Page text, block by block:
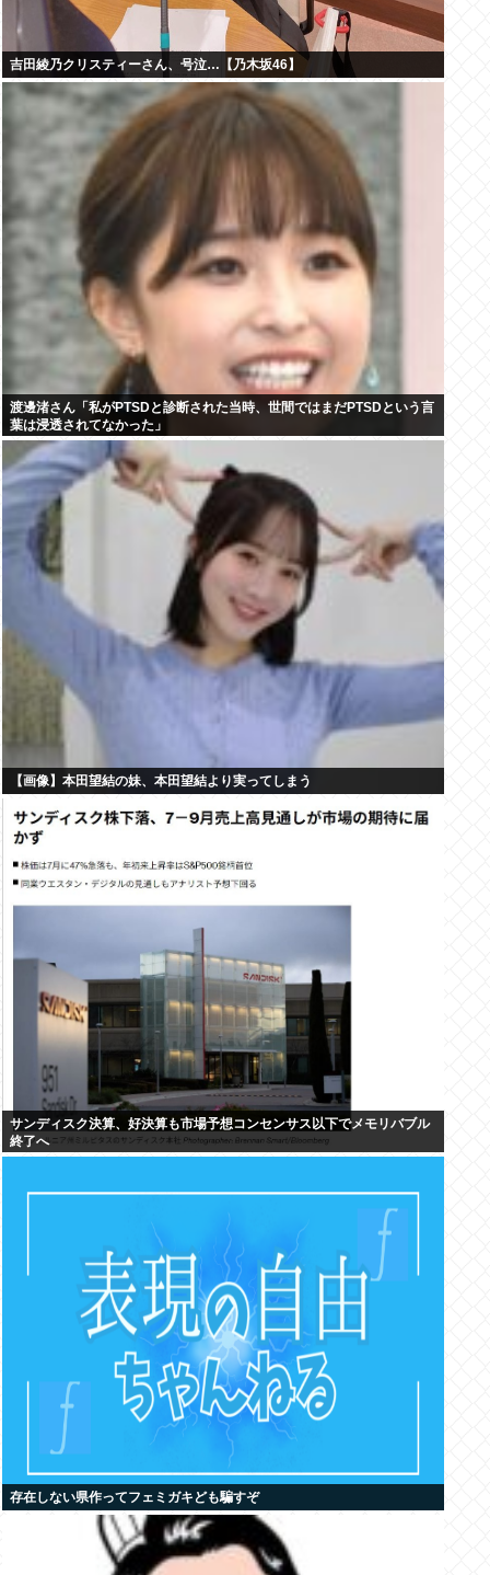
吉田綾乃クリスティーさん、号泣…【乃木坂46】
渡邊渚さん「私がPTSDと診断された当時、世間ではまだPTSDという言
葉は浸透されてなかった」
【画像】本田望結の妹、本田望結より実ってしまう
サンディスク決算、好決算も市場予想コンセンサス以下でメモリバブル
終了へ
存在しない県作ってフェミガキども騙すぞ